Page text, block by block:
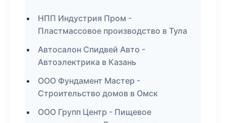
НПП Индустрия Пром -
Пластмассовое производство в Тула
Автосалон Спидвей Авто -
Автоэлектрика в Казань
ООО Фундамент Мастер -
Строительство домов в Омск
ООО Групп Центр - Пищевое